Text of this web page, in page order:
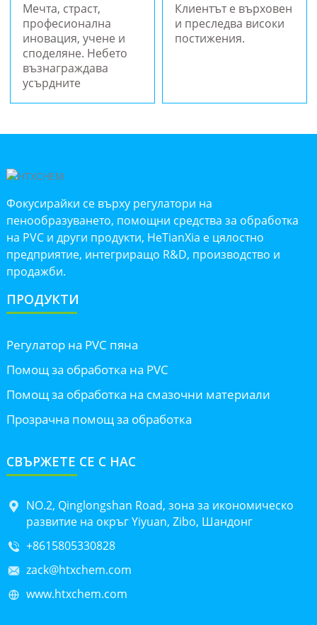
Мечта, страст,
професионална
иновация, учене и
споделяне. Небето
възнаграждава
усърдните
Клиентът е върховен
и преследва високи
постижения.
Фокусирайки се върху регулатори на
пенообразуването, помощни средства за обработка
на PVC и други продукти, HeTianXia е цялостно
предприятие, интегриращо R&D, производство и
продажби.
ПРОДУКТИ
Регулатор на PVC пяна
Помощ за обработка на PVC
Помощ за обработка на смазочни материали
Прозрачна помощ за обработка
СВЪРЖЕТЕ СЕ С НАС
NO.2, Qinglongshan Road, зона за икономическо
развитие на окръг Yiyuan, Zibo, Шандонг
+8615805330828
zack@htxchem.com
www.htxchem.com